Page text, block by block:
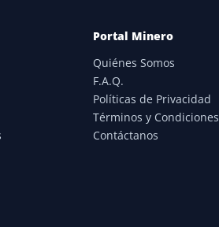
Portal Minero
Quiénes Somos
F.A.Q.
Políticas de Privacidad
Términos y Condiciones
Contáctanos